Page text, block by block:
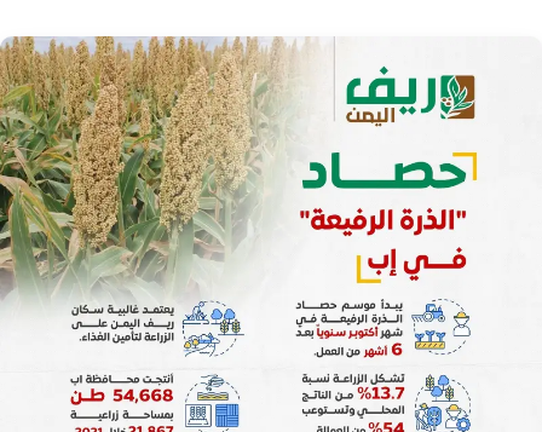
محميات
التلوث
تحديات
إرشاد زراعي
نساء
معيشة
انفوجرافيك
قصص رقمية
تقارير صور